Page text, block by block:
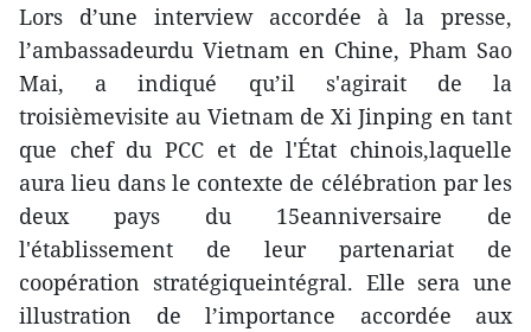
Lors d’une interview accordée à la presse,
l’ambassadeurdu Vietnam en Chine, Pham Sao
Mai, a indiqué qu’il s'agirait de la
troisièmevisite au Vietnam de Xi Jinping en tant
que chef du PCC et de l'État chinois,laquelle
aura lieu dans le contexte de célébration par les
deux pays du 15eanniversaire de
l'établissement de leur partenariat de
coopération stratégiqueintégral. Elle sera une
illustration de l’importance accordée aux